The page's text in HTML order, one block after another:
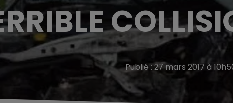
Publié : 27 mars 2017 à